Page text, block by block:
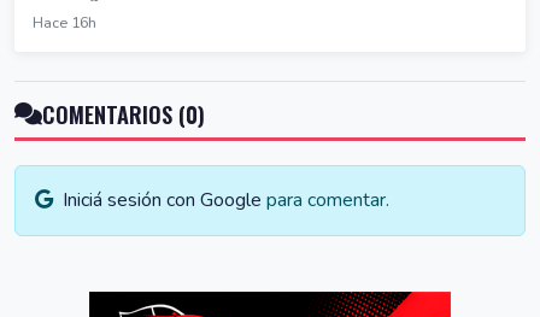
Hace 16h
COMENTARIOS (0)
Iniciá sesión con Google para comentar.